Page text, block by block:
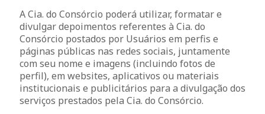
A Cia. do Consórcio poderá utilizar, formatar e
divulgar depoimentos referentes à Cia. do
Consórcio postados por Usuários em perfis e
páginas públicas nas redes sociais, juntamente
com seu nome e imagens (incluindo fotos de
perfil), em websites, aplicativos ou materiais
institucionais e publicitários para a divulgação dos
serviços prestados pela Cia. do Consórcio.